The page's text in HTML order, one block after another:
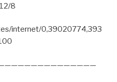
8
internet/0,39020774,393